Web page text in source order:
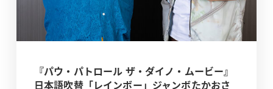
『パウ・パトロール ザ・ダイノ・ムービー』
日本語吹替「レインボー」ジャンボたかおさ